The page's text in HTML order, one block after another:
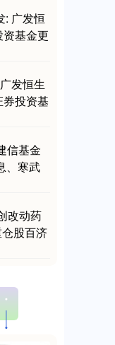
0.00%
: 广发恒
基金更
发恒生
投资基
信基金
、寒武
改动药
股百济